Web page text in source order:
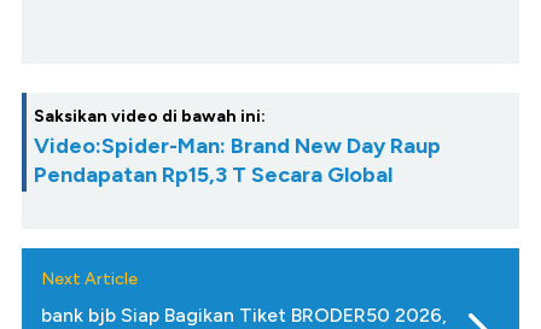
Saksikan video di bawah ini:
Video:Spider-Man: Brand New Day Raup
Pendapatan Rp15,3 T Secara Global
Next Article
bank bjb Siap Bagikan Tiket BRODER50 2026,